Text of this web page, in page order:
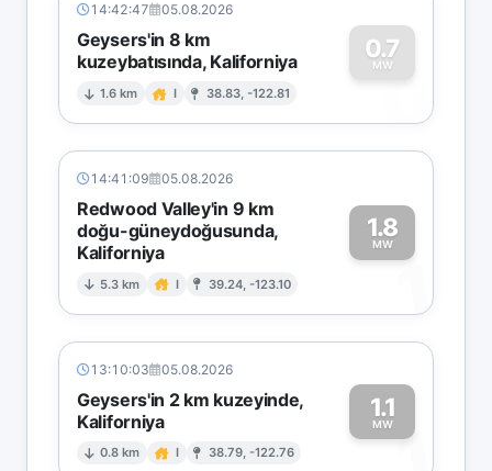
14:42:47 05.08.2026
Geysers'in 8 km
kuzeybatısında, Kaliforniya
1.6 km I 38.83, -122.81
0.7
MW
0
14:41:09 05.08.2026
Redwood Valley'in 9 km
doğu-güneydoğusunda,
Kaliforniya
5.3 km I 39.24, -123.10
1.8
MW
1
13:10:03 05.08.2026
Geysers'in 2 km kuzeyinde,
Kaliforniya
0.8 km I 38.79, -122.76
1.1
MW